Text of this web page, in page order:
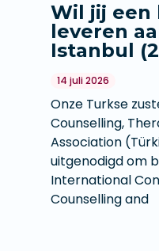
Wil jij een
leveren
Istanbul
14 juli 2026
Onze Turkse
Counselling,
Association
uitgenodigd om
International
Counselling and